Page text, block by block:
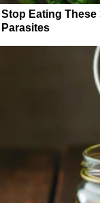
Stop Eating
Parasites